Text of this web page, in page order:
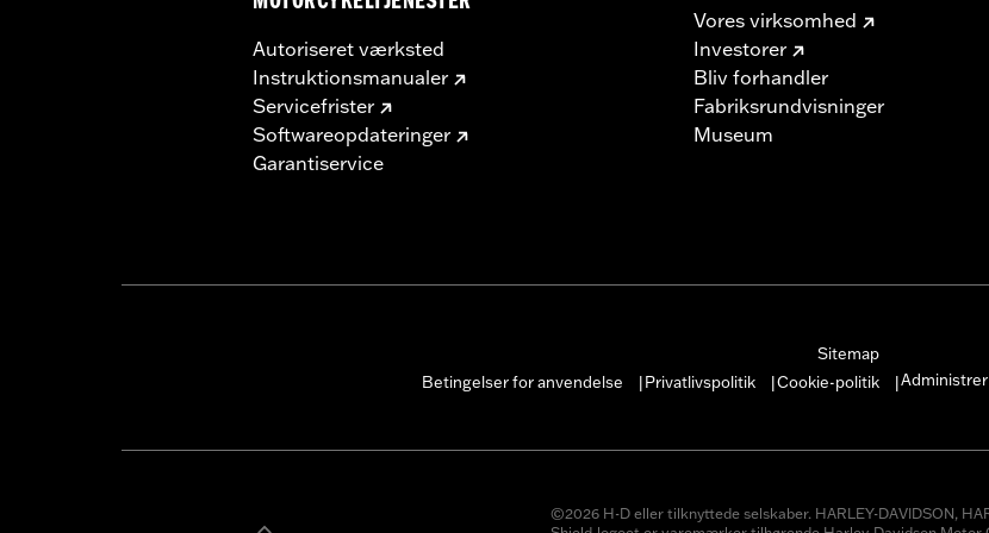
Autoriseret værksted
Instruktionsmanualer
Servicefrister
Softwareopdateringer
Garantiservice
Vores virksomhed
Investorer
Bliv forhandler
Fabriksrundvisninger
Museum
Sitemap
Betingelser for anvendelse
Privatlivspolitik Cookie-politik
©2026 H-D eller tilknyttede selskaber. HARLEY-DAVIDSON,